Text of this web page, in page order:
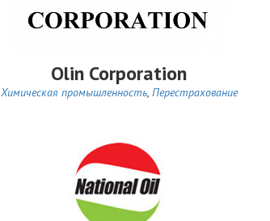
Olin Corporation
Химическая промышленность, Перестрахование